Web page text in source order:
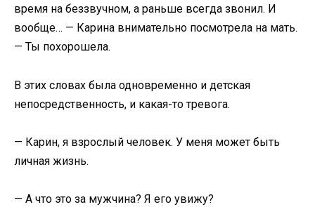
время на беззвучном, а раньше всегда звонил. И
вообще… — Карина внимательно посмотрела на мать.
— Ты похорошела.
В этих словах была одновременно и детская
непосредственность, и какая-то тревога.
— Карин, я взрослый человек. У меня может быть
личная жизнь.
— А что это за мужчина? Я его увижу?